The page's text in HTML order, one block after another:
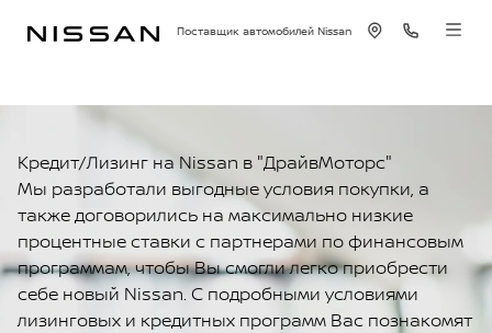
Поставщик автомобилей Nissan
Кредит/Лизинг на Nissan в "ДрайвМоторс"
Мы разработали выгодные условия покупки, а
также договорились на максимально низкие
процентные ставки с партнерами по финансовым
программам, чтобы Вы смогли легко приобрести
себе новый Nissan. С подробными условиями
лизинговых и кредитных программ Вас познакомят